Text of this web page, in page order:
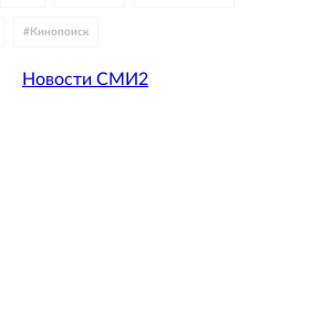
# Кинопоиск
Новости СМИ2